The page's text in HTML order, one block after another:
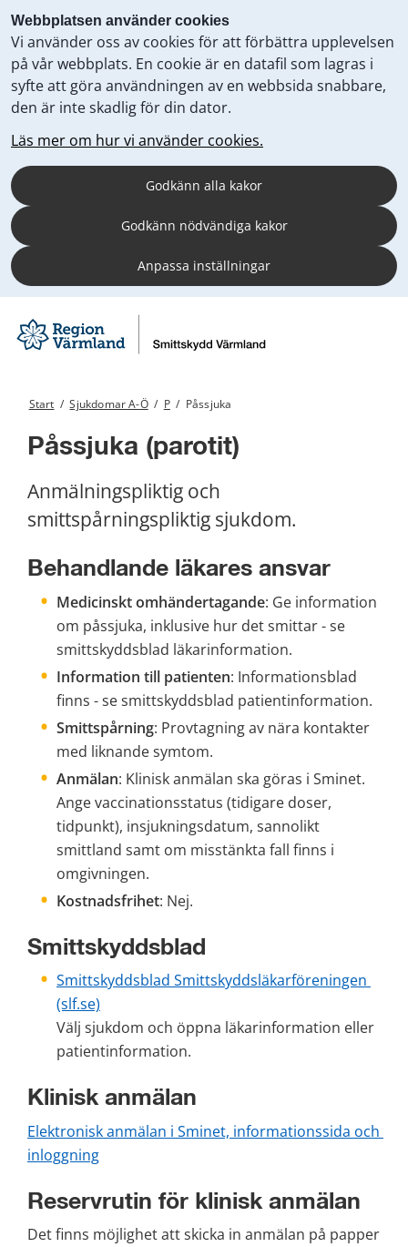
Webbplatsen använder cookies
Vi använder oss av cookies för att förbättra upplevelsen
på vår webbplats. En cookie är en datafil som lagras i
syfte att göra användningen av en webbsida snabbare,
den är inte skadlig för din dator.
Läs mer om hur vi använder cookies.
Godkänn alla kakor
Godkänn nödvändiga kakor
Anpassa inställningar
Start / Sjukdomar A-Ö / P / Påssjuka
Påssjuka (parotit)
Anmälningspliktig och
smittspårningspliktig sjukdom.
Behandlande läkares ansvar
Medicinskt omhändertagande: Ge information
om påssjuka, inklusive hur det smittar - se
smittskyddsblad läkarinformation.
Information till patienten: Informationsblad
finns - se smittskyddsblad patientinformation.
Smittspårning: Provtagning av nära kontakter
med liknande symtom.
Anmälan: Klinisk anmälan ska göras i Sminet.
Ange vaccinationsstatus (tidigare doser,
tidpunkt), insjukningsdatum, sannolikt
smittland samt om misstänkta fall finns i
omgivningen.
Kostnadsfrihet: Nej.
Smittskyddsblad
Smittskyddsblad Smittskyddsläkarföreningen
(slf.se)
Välj sjukdom och öppna läkarinformation eller
patientinformation.
Klinisk anmälan
Elektronisk anmälan i Sminet, informationssida och
inloggning
Reservrutin för klinisk anmälan
Det finns möjlighet att skicka in anmälan på papper